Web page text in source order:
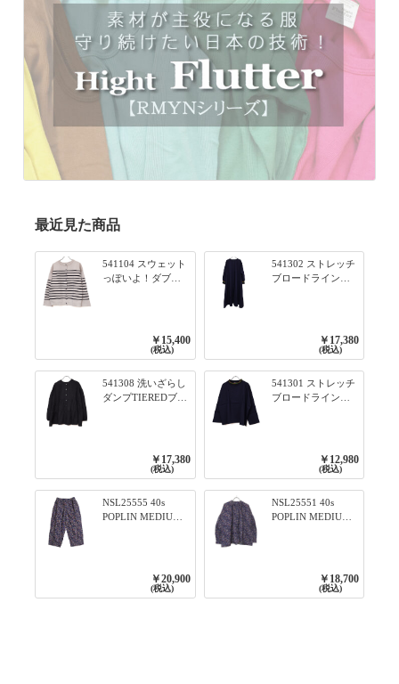
最近見た商品
541104 スウェット
っぽいよ！ダブル
プルオーバー 101オ
フベージュ×ネイビ
￥15,400
(税込)
541302 ストレッチ
ブロードライン入
ワンピース 79ネイ
￥17,380
(税込)
541308 洗いざらし
ダンプTIEREDブシ
￥17,380
(税込)
541301 ストレッチ
ブロードライン入
リブプルオーバー
79ネイビー
￥12,980
(税込)
NSL25555 40s
POPLIN MEDIUM
￥20,900
(税込)
NSL25551 40s
POPLIN MEDIUM
3800NAVY BASE
￥18,700
(税込)